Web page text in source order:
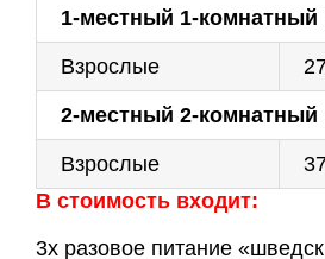
1-местный 1-комнатный
Взрослые
2-местный 2-
Взрослые
В стоимость входит:
3х разовое питание